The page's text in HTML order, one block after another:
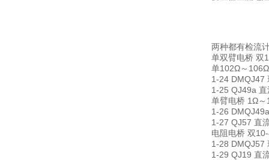
两种都有检流
单双臂电桥 双
单102Ω～
1-24 DMQJ47
1-25 QJ49a 直
单臂电桥 1Ω
1-26
1-27 QJ57 直
电阻电桥 双
1-28 DMQJ57
1-29 QJ19 直